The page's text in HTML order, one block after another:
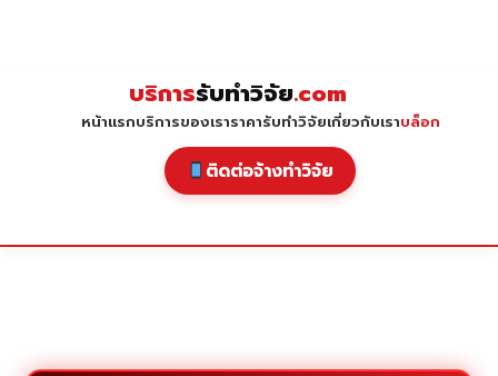
บริการรับทำวิจัย.com
หน้าแรกบริการของเราราคารับทำวิจัยเกี่ยวกับเราบล็อก
ติดต่อจ้างทำวิจัย